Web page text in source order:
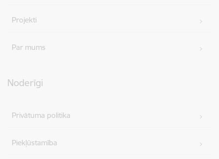
Projekti
Par mums
Noderīgi
Privātuma politika
Piekļūstamība